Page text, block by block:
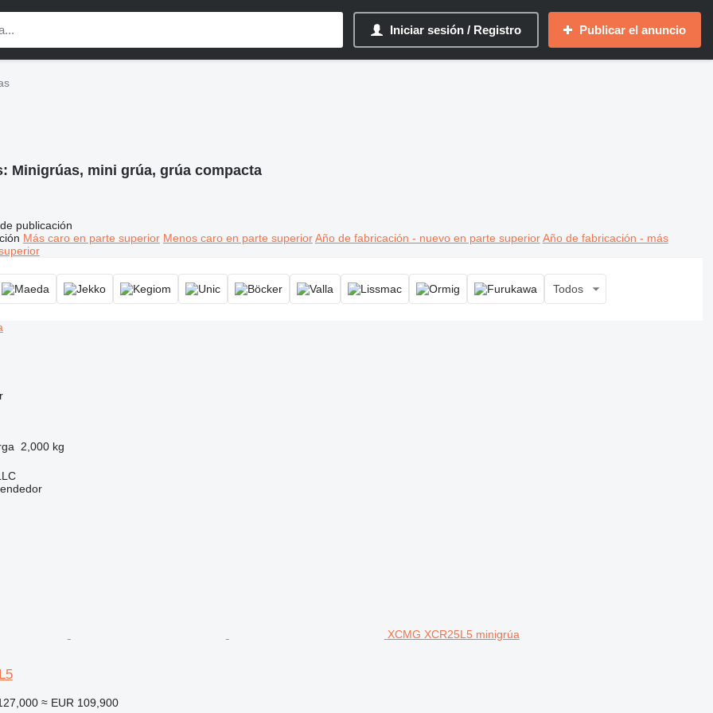
Iniciar sesión / Registro Publicar el anuncio
Minigrúas, mini grúa, grúa compacta
publicación
Más caro en parte superior Menos caro en parte superior Año de fabricación - nuevo en parte superior Año de fabricación - más
Todos
2,000 kg
XCMG XCR25L5 minigrúa
≈ EUR 109,900